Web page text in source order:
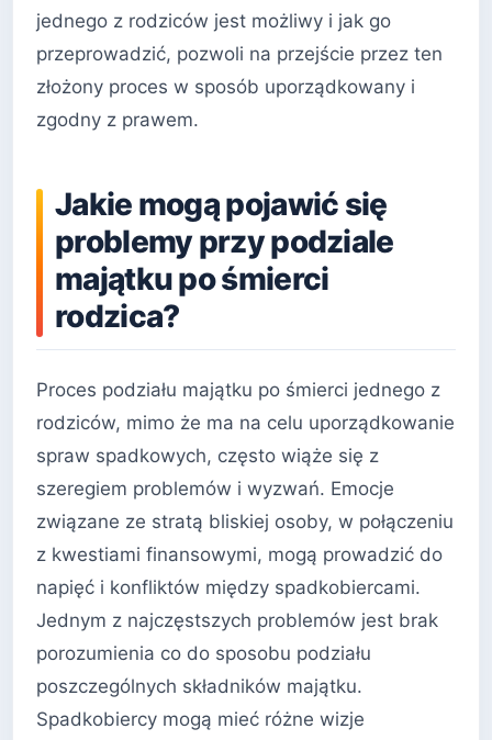
jednego z rodziców jest możliwy i jak go
przeprowadzić, pozwoli na przejście przez ten
złożony proces w sposób uporządkowany i
zgodny z prawem.
Jakie mogą pojawić się
problemy przy podziale
majątku po śmierci
rodzica?
Proces podziału majątku po śmierci jednego z
rodziców, mimo że ma na celu uporządkowanie
spraw spadkowych, często wiąże się z
szeregiem problemów i wyzwań. Emocje
związane ze stratą bliskiej osoby, w połączeniu
z kwestiami finansowymi, mogą prowadzić do
napięć i konfliktów między spadkobiercami.
Jednym z najczęstszych problemów jest brak
porozumienia co do sposobu podziału
poszczególnych składników majątku.
Spadkobiercy mogą mieć różne wizje